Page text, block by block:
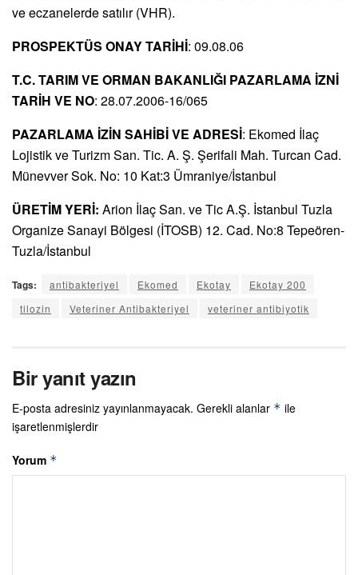
ve eczanelerde satılır (VHR).
PROSPEKTÜS ONAY TARİHİ: 09.08.06
T.C. TARIM VE ORMAN BAKANLIĞI PAZARLAMA İZNİ
TARİH VE NO: 28.07.2006-16/065
PAZARLAMA İZİN SAHİBİ VE ADRESİ: Ekomed İlaç
Lojistik ve Turizm San. Tic. A. Ş. Şerifali Mah. Turcan Cad.
Münevver Sok. No: 10 Kat:3 Ümraniye/İstanbul
ÜRETİM YERİ: Arion İlaç San. ve Tic A.Ş. İstanbul Tuzla
Organize Sanayi Bölgesi (İTOSB) 12. Cad. No:8 Tepeören-
Tuzla/İstanbul
Tags: antibakteriyel Ekomed Ekotay
Ekotay 200
tilozin
Veteriner Antibakteriyel veteriner antibiyotik
Bir yanıt yazın
E-posta adresiniz yayınlanmayacak. Gerekli alanlar * ile
işaretlenmişlerdir
Yorum *